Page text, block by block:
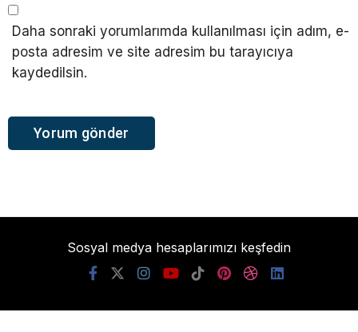
Daha sonraki yorumlarımda kullanılması için adım, e-
posta adresim ve site adresim bu tarayıcıya
kaydedilsin.
Sosyal medya hesaplarımızı keşfedin